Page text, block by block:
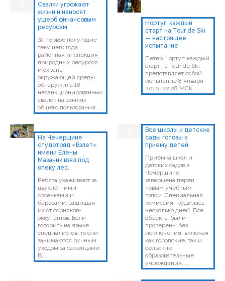
Свалки угрожают
жизни и наносят
ущерб финансовым
ресурсам
За первое полугодие
текущего года
районная инспекция
природных ресурсов
и охраны
окружающей среды
обнаружила 18
несанкционированных
свалок на землях
общего пользования....
Нортуг: каждый
старт на Tour de Ski
— настоящее
испытание
Петер Нортуг: каждый
старт на Tour de Ski
представляет собой
испытание 8 января
2010, 22:28 МСК ...
На Чечерщине
студотряд «Взлет»
имени Елены
Мазаник взял под
опеку лес.
Ребята ухаживают за
двухлетними
сосенками и
березами, защищая
их от сорняков-
оккупантов. Если
говорить на языке
специалистов, то они
занимаются ручным
уходом за саженцами.
В...
Все школы и детские
сады готовы к
приему детей.
Приемка школ и
детских садов в
Чечерщине
завершена перед
новым учебным
годом. Специальная
комиссия трудилась
несколько дней. Все
объекты были
проверены без
исключения, включая
как городские, так и
сельские
образовательные